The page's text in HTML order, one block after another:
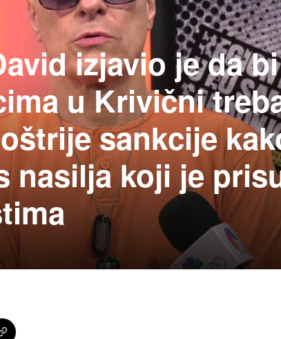
izjavio je da bi
u Krivični
sankcije
nasilja koji je